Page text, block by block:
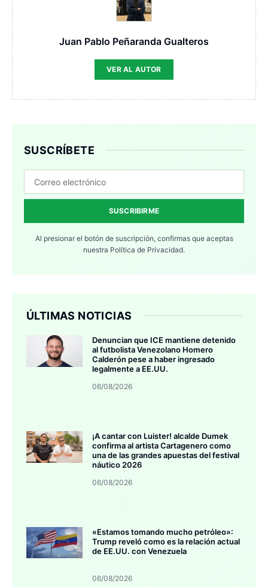
Juan Pablo Peñaranda Gualteros
VER AL AUTOR
SUSCRÍBETE
SUSCRIBIRME
Al presionar el botón de suscripción, confirmas que aceptas
nuestra Política de Privacidad.
ÚLTIMAS NOTICIAS
Denuncian que ICE mantiene detenido
al futbolista Venezolano Homero
Calderón pese a haber ingresado
legalmente a EE.UU.
06/08/2026
¡A cantar con Luister! alcalde Dumek
confirma al artista Cartagenero como
una de las grandes apuestas del festival
náutico 2026
06/08/2026
«Estamos tomando mucho petróleo»:
Trump reveló como es la relación actual
de EE.UU. con Venezuela
06/08/2026